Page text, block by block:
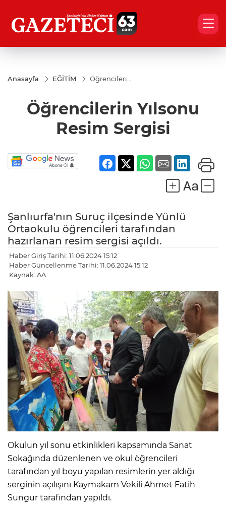
Anasayfa EĞİTİM
Öğrencilerin
Sergisi
Öğrencilerin Yılsonu
Resim Sergisi
Şanlıurfa'nın Suruç ilçesinde Yünlü
Ortaokulu öğrencileri tarafından
hazırlanan resim sergisi açıldı.
Haber Giriş Tarihi: 11.06.2024 15:12
Haber Güncellenme Tarihi: 11.06.2024 15:12
Kaynak: AA
Okulun yıl sonu etkinlikleri kapsamında Sanat
Sokağında düzenlenen ve okul öğrencileri
tarafından yıl boyu yapılan resimlerin yer aldığı
serginin açılışını Kaymakam Vekili Ahmet Fatih
Sungur tarafından yapıldı.